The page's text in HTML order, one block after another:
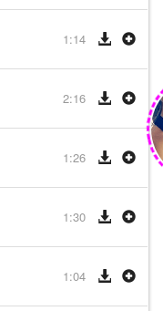
1:14
2:16
1:26
1:30
1:04